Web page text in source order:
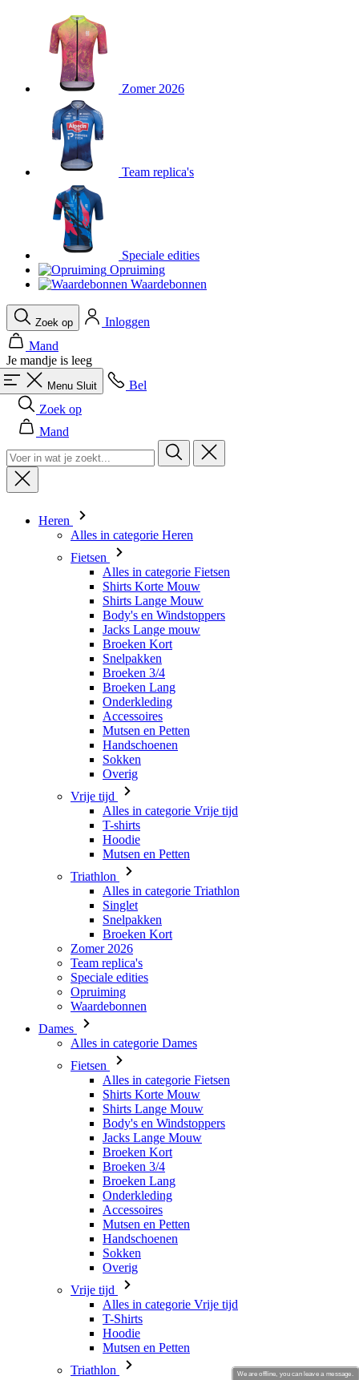
Zomer 2026
Team replica's
Speciale edities
Opruiming
Waardebonnen
Zoek op
Inloggen
Mand
Je mandje is leeg
Menu Sluit
Bel
Zoek op
Mand
Heren
Alles in categorie Heren
Fietsen
Alles in categorie Fietsen
Shirts Korte Mouw
Shirts Lange Mouw
Body's en Windstoppers
Jacks Lange mouw
Broeken Kort
Snelpakken
Broeken 3/4
Broeken Lang
Onderkleding
Accessoires
Mutsen en Petten
Handschoenen
Sokken
Overig
Vrije tijd
Alles in categorie Vrije tijd
T-shirts
Hoodie
Mutsen en Petten
Triathlon
Alles in categorie Triathlon
Singlet
Snelpakken
Broeken Kort
Zomer 2026
Team replica's
Speciale edities
Opruiming
Waardebonnen
Dames
Alles in categorie Dames
Fietsen
Alles in categorie Fietsen
Shirts Korte Mouw
Shirts Lange Mouw
Body's en Windstoppers
Jacks Lange Mouw
Broeken Kort
Broeken 3/4
Broeken Lang
Onderkleding
Accessoires
Mutsen en Petten
Handschoenen
Sokken
Overig
Vrije tijd
Alles in categorie Vrije tijd
T-Shirts
Hoodie
Mutsen en Petten
Triathlon
We are offline, you can leave a message.